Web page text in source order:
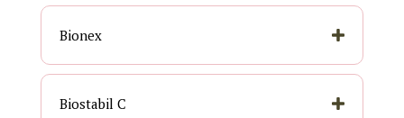
Bionex
Biostabil C